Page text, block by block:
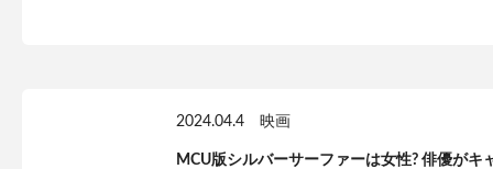
2024.04.4 映画
MCU版シルバーサーファーは女性? 俳優がキ